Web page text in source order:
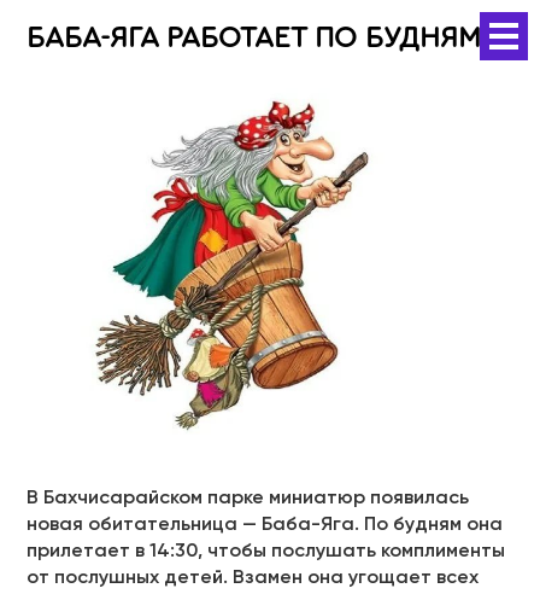
БАБА-ЯГА РАБОТАЕТ ПО БУДНЯМ
В Бахчисарайском парке миниатюр появилась
новая обитательница — Баба-Яга. По будням она
прилетает в 14:30, чтобы послушать комплименты
от послушных детей. Взамен она угощает всех